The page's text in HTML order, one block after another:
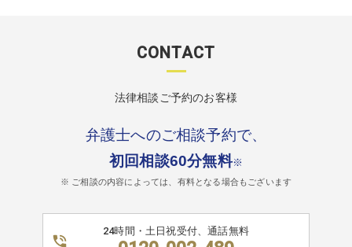
CONTACT
法律相談ご予約のお客様
弁護士へのご相談予約で、
初回相談60分無料※
※ ご相談の内容によっては、有料となる場合もございます
24時間・土日祝受付、通話無料